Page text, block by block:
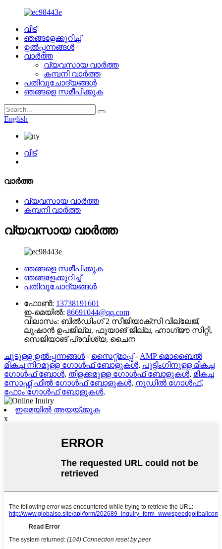
വീട്
ഞങ്ങളേക്കുറിച്ച്
ഉൽപ്പന്നങ്ങൾ
വാർത്ത
വ്യവസായ വാർത്ത
കമ്പനി വാർത്ത
പതിവുചോദ്യങ്ങൾ
ഞങ്ങളെ സമീപിക്കുക
English
വീട്
വാർത്ത
വ്യവസായ വാർത്ത
കമ്പനി വാർത്ത
വ്യവസായ വാർത്ത
ഞങ്ങളെ സമീപിക്കുക
ഞങ്ങളേക്കുറിച്ച്
പതിവുചോദ്യങ്ങൾ
ഫോൺ: 13738191601
ഇ-മെയിൽ: 86691044@qq.com
വിലാസം: ബിൽഡിംഗ് 2 സീജിയാക്സി വില്ലേജ്,
ലുഷാൻ ഉപജില്ല, ഫുയാങ് ജില്ല, ഹ്നാഗ്ജൗ സിറ്റി,
സെജിയാങ് പ്രവിശ്യ, ചൈന
ചൂടുള്ള ഉൽപ്പന്നങ്ങൾ - സൈറ്റ്മാപ്പ്- AMP മൊബൈൽ
മികച്ച നിറമുള്ള ഗോൾഫ് ബോളുകൾ, പുട്ടിംഗിനുള്ള മികച്ച
ഗോൾഫ് ബോൾ, തിളക്കമുള്ള ഗോൾഫ് ബോളുകൾ, മികച്ച
സോഫ്റ്റ് ഫീൽ ഗോൾഫ് ബോളുകൾ, നൂഡിൽ ഗോൾഫ്,
ഫോം ഗോൾഫ് ബോളുകൾ,
ഇമെയിൽ അയയ്ക്കുക
x